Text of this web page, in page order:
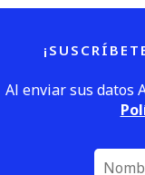
Al enviar sus datos